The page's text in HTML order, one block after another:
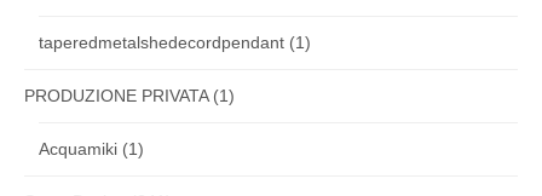
taperedmetalshedecordpendant (1)
PRODUZIONE PRIVATA(1)
Acquamiki (1)